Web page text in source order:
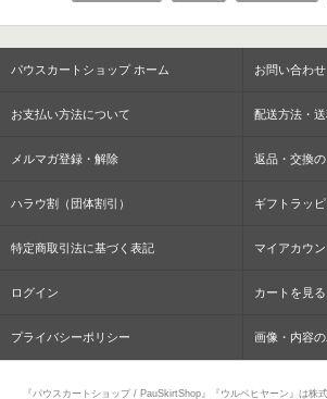
パウスカートショップ ホーム お問い合わせ
お支払い方法について 配送方法・
メルマガ登録・解除 返品・交換
ハラウ割（団体割引） ギフトラッ
特定商取引法に基づく表記 マイアカウン
ログイン カートを見る
プライバシーポリシー 画像・内容
『パウスカートショップ / PauSkirtShop』『ウルベヒヤーン』は株